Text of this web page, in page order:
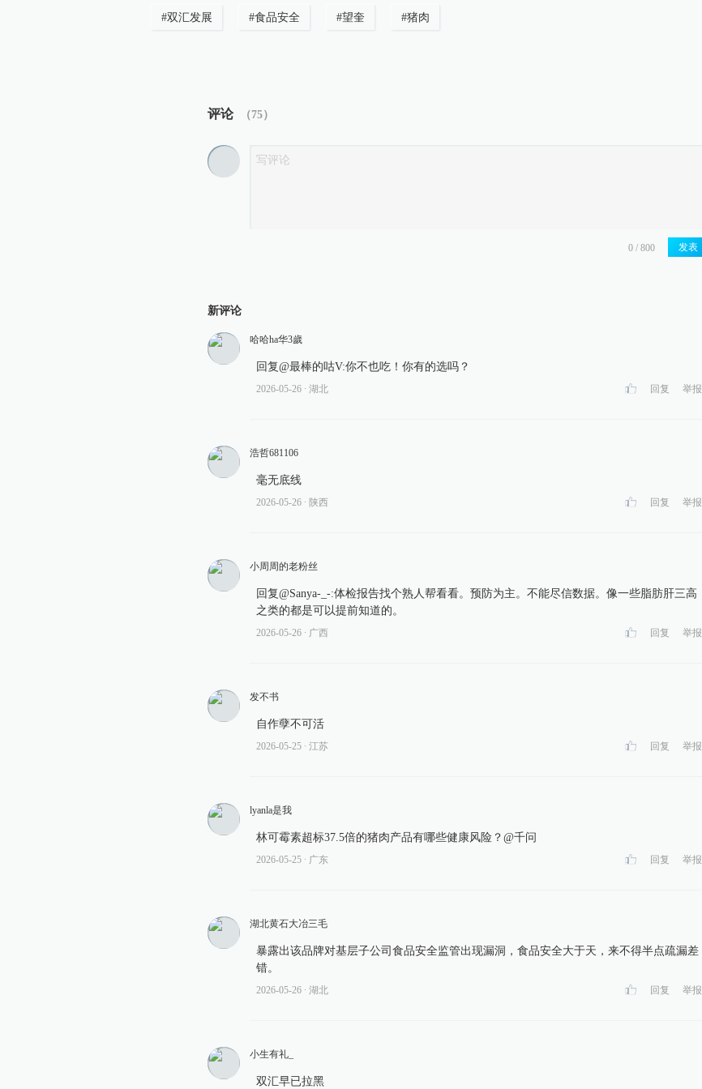
#双汇发展 #食品安全 #望奎 #猪肉
评论 （75）
发表
新评论
哈哈ha华3歲
回复@最棒的咕V:你不也吃！你有的选吗？
2026-05-26 ∙ 湖北 回复 举报
浩哲681106
毫无底线
2026-05-26 ∙ 陕西 回复 举报
小周周的老粉丝
回复@Sanya-_-:体检报告找个熟人帮看看。预防为主。不能尽信数据。像一些脂肪肝三高
之类的都是可以提前知道的。
2026-05-26 ∙ 广西 回复 举报
发不书
自作孽不可活
2026-05-25 ∙ 江苏 回复 举报
lyanla是我
林可霉素超标37.5倍的猪肉产品有哪些健康风险？@千问
2026-05-25 ∙ 广东 回复 举报
湖北黄石大冶三毛
暴露出该品牌对基层子公司食品安全监管出现漏洞，食品安全大于天，来不得半点疏漏差
错。
2026-05-26 ∙ 湖北 回复 举报
小生有礼_
双汇早已拉黑